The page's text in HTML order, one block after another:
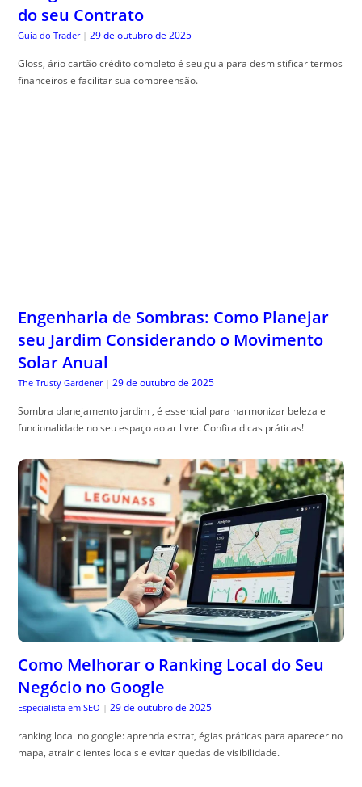
do seu Contrato
Guia do Trader | 29 de outubro de 2025
Gloss, ário cartão crédito completo é seu guia para desmistificar termos
financeiros e facilitar sua compreensão.
Engenharia de Sombras: Como Planejar
seu Jardim Considerando o Movimento
Solar Anual
The Trusty Gardener | 29 de outubro de 2025
Sombra planejamento jardim , é essencial para harmonizar beleza e
funcionalidade no seu espaço ao ar livre. Confira dicas práticas!
Como Melhorar o Ranking Local do Seu
Negócio no Google
Especialista em SEO | 29 de outubro de 2025
ranking local no google: aprenda estrat, égias práticas para aparecer no
mapa, atrair clientes locais e evitar quedas de visibilidade.